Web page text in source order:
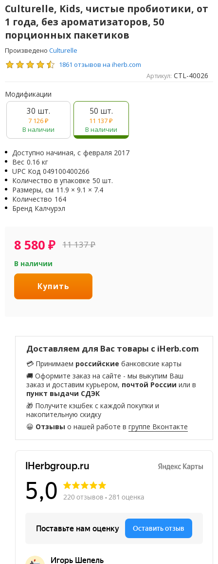
Culturelle, Kids, чистые пробиотики, от
1 года, без ароматизаторов, 50
порционных пакетиков
Произведено Culturelle
1861 отзывов на iherb.com
Артикул: CTL-40026
Модификации
30 шт.
7 126₽
В наличии
50 шт.
11 137₽
В наличии
Доступно начиная, с февраля 2017
Вес 0.16 кг
UPC Код 049100400266
Количество в упаковке 50 шт.
Размеры, см 11.9 × 9.1 × 7.4
Количество 164
Бренд Калчурэл
8 580₽ 11 137₽
В наличии
Купить
Доставляем для Вас товары с iHerb.com
💳 Принимаем российские банковские карты
🚚 Оформите заказ на сайте - мы выкупим Ваш
заказ и доставим курьером, почтой России или в
пункт выдачи СДЭК
🎁 Получите кэшбек с каждой покупки и
накопительную скидку
😀 Отзывы о нашей работе вгруппе Вконтакте